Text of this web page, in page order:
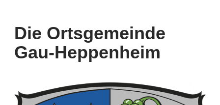
Die Ortsgemeinde
Gau-Heppenheim